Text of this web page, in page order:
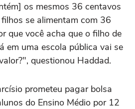
os mesmos 36 centavos
se alimentam com 36
que você acha que o filho de
em uma escola pública vai se
questionou Haddad.
prometeu pagar bolsa
do Ensino Médio por 12